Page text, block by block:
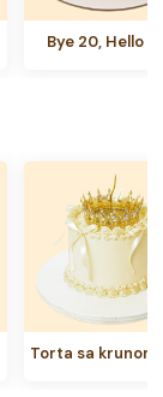
Bye 20, Hello